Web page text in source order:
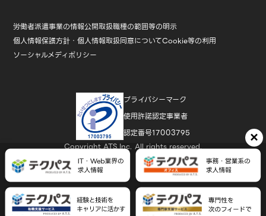
労働者派遣事業の情報公開取扱職種の範囲等の明示
個人情報保護方針・個人情報取扱同意についてCookie等の利用
ソーシャルメディポリシー
プライバシーマーク
使用許諾認定事業者
認定番号17003795
Copyright ATS,Inc. All rights reserved.
×